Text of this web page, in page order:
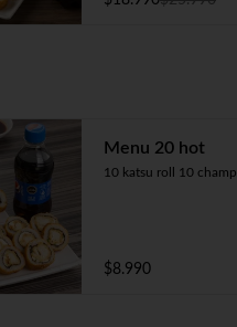
crema, cebollín,
Menu 20 hot
10 katsu roll 10
$8.990